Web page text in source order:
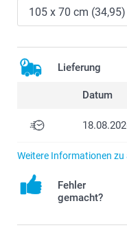
Lieferung
Datum
Weitere Informationen
Fehler
gemacht?